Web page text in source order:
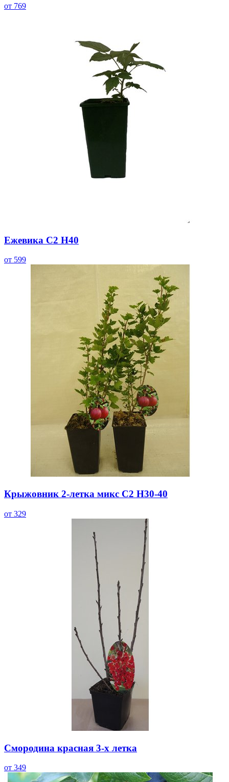
от 769
Ежевика С2 Н40
от 599
Крыжовник 2-летка микс С2 Н30-40
от 329
Смородина красная 3-х летка
от 349